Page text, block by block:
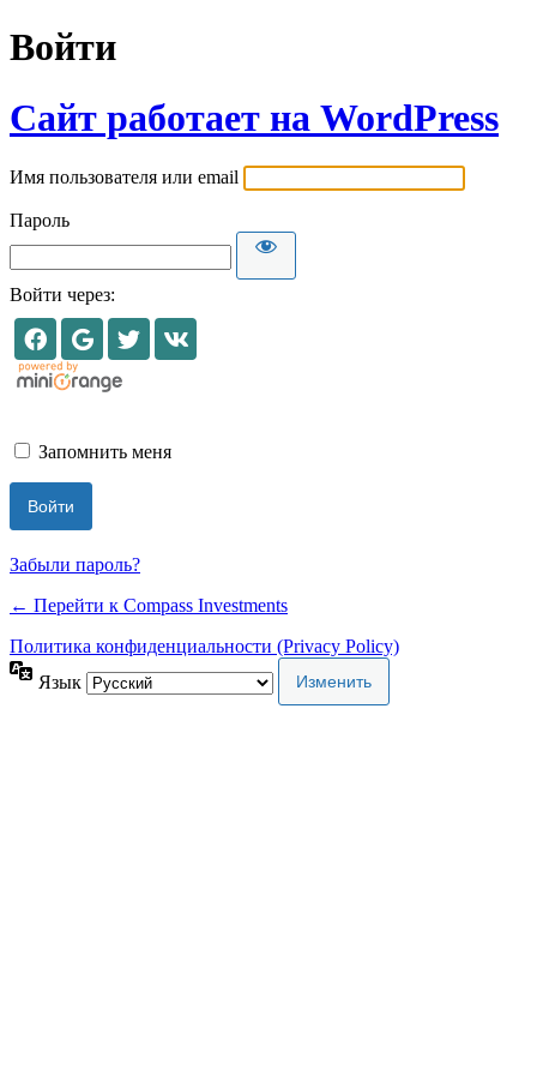
Войти
Сайт работает на WordPress
Имя пользователя или email
Пароль
Войти через:
Запомнить меня
Забыли пароль?
← Перейти к Compass Investments
Политика конфиденциальности (Privacy Policy)
Язык